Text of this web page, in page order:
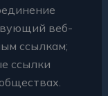
веб-
ссылкам;
ссылки